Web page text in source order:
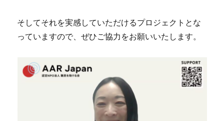
そしてそれを実感していただけるプロジェクトとな
っていますので、ぜひご協力をお願いいたします。